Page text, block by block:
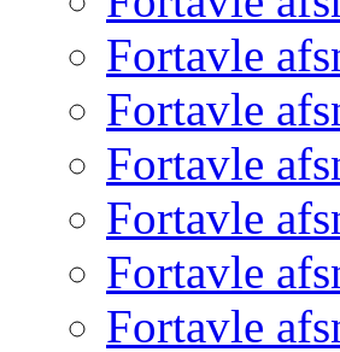
Fortavle
Fortavle
Fortavle
Fortavle
Fortavle
Fortavle